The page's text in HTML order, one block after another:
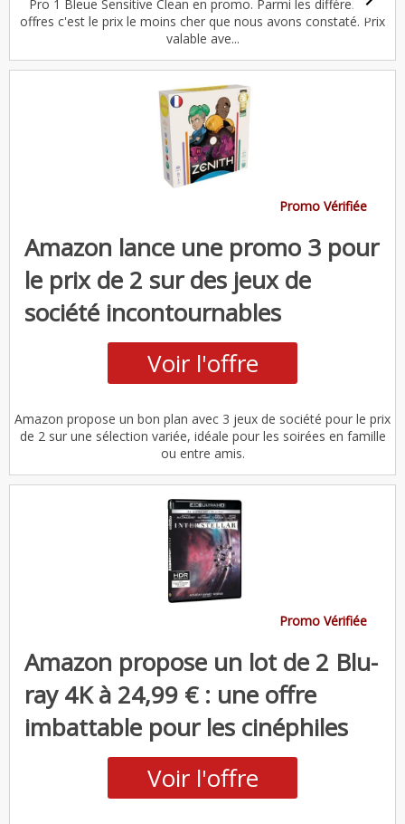
Pro 1 Bleue Sensitive Clean en promo. Parmi les différentes
offres c'est le prix le moins cher que nous avons constaté. Prix
valable ave...
Promo Vérifiée
Amazon lance une promo 3 pour
le prix de 2 sur des jeux de
société incontournables
Voir l'offre
Amazon propose un bon plan avec 3 jeux de société pour le prix
de 2 sur une sélection variée, idéale pour les soirées en famille
ou entre amis.
Promo Vérifiée
Amazon propose un lot de 2 Blu-
ray 4K à 24,99 € : une offre
imbattable pour les cinéphiles
Voir l'offre